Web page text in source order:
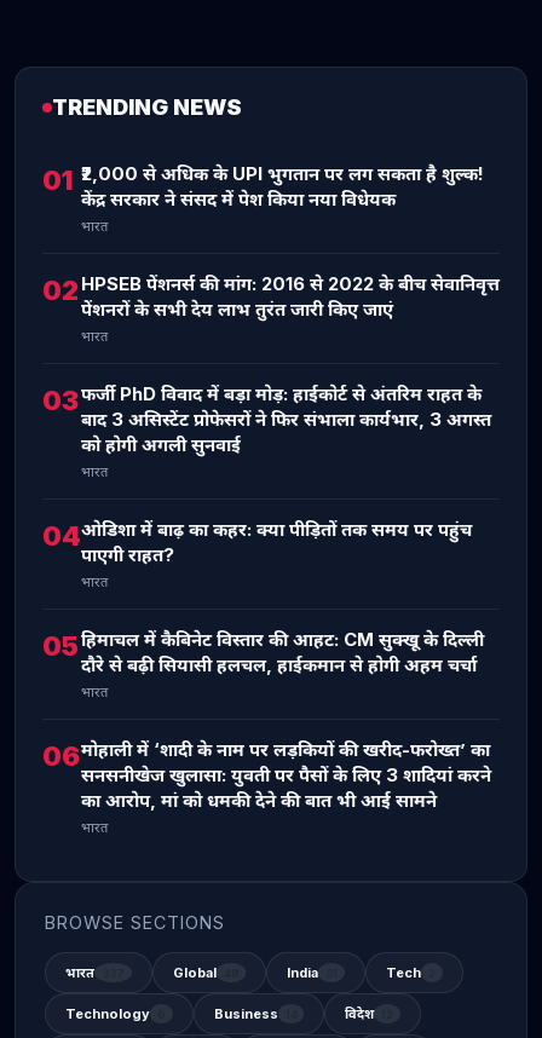
TRENDING NEWS
01 ₹2,000 से अधिक के UPI भुगतान पर लग सकता है शुल्क!
केंद्र सरकार ने संसद में पेश किया नया विधेयक
भारत
02 HPSEB पेंशनर्स की मांग: 2016 से 2022 के बीच सेवानिवृत्त
पेंशनरों के सभी देय लाभ तुरंत जारी किए जाएं
भारत
03फर्जी PhD विवाद में बड़ा मोड़: हाईकोर्ट से अंतरिम राहत के
बाद 3 असिस्टेंट प्रोफेसरों ने फिर संभाला कार्यभार, 3 अगस्त
को होगी अगली सुनवाई
भारत
04ओडिशा में बाढ़ का कहर: क्या पीड़ितों तक समय पर पहुंच
पाएगी राहत?
भारत
05हिमाचल में कैबिनेट विस्तार की आहट: CM सुक्खू के दिल्ली
दौरे से बढ़ी सियासी हलचल, हाईकमान से होगी अहम चर्चा
भारत
06मोहाली में ‘शादी के नाम पर लड़कियों की खरीद-फरोख्त’ का
सनसनीखेज खुलासा: युवती पर पैसों के लिए 3 शादियां करने
का आरोप, मां को धमकी देने की बात भी आई सामने
भारत
BROWSE SECTIONS
भारत Global India Tech
Technology Business विदेश